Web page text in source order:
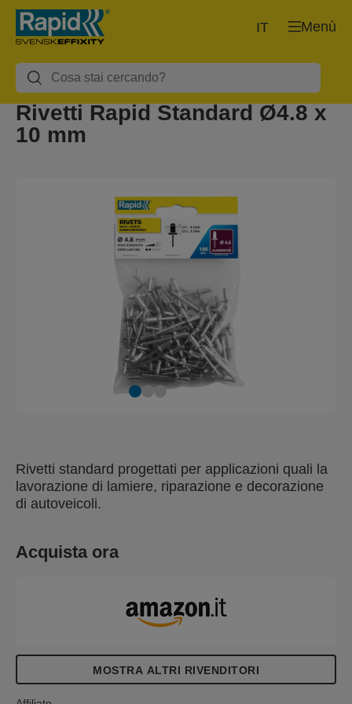
Menù
IT
Rivetti Rapid Standard Ø4.8 x
10 mm
Rivetti standard progettati per applicazioni quali la
lavorazione di lamiere, riparazione e decorazione
di autoveicoli.
Acquista ora
MOSTRA ALTRI RIVENDITORI